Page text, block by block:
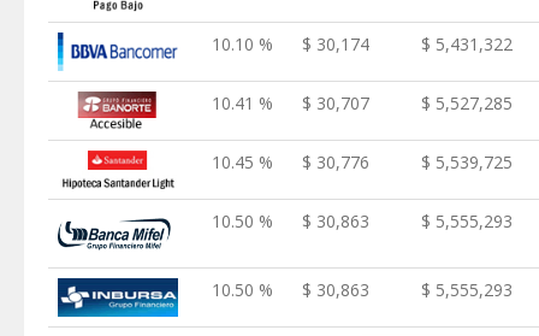
10.10 % $ 30,174 $ 5,431,322
10.41 % $ 30,707 $ 5,527,285
10.45 % $ 30,776 $ 5,539,725
10.50 % $ 30,863 $ 5,555,293
10.50 % $ 30,863 $ 5,555,293